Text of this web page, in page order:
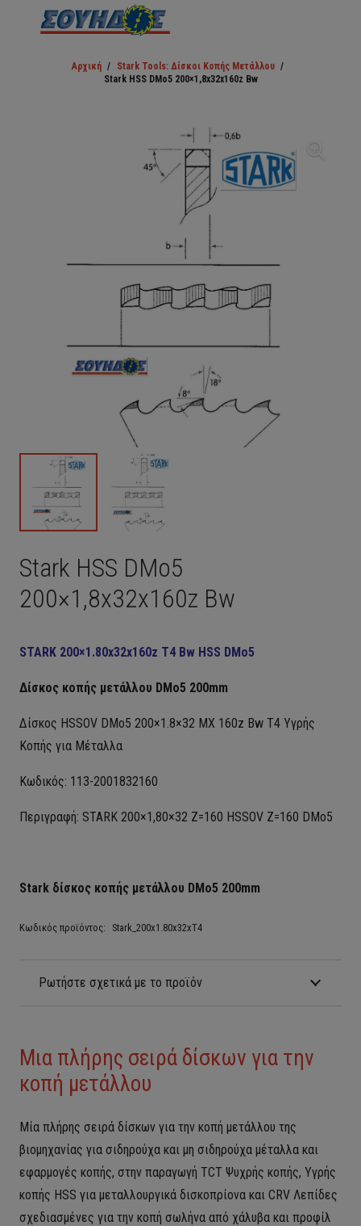
Αρχική / Stark Tools: Δίσκοι Κοπής Μετάλλου /
Stark HSS DMo5 200×1,8x32x160z Bw
Stark HSS DMo5
200×1,8x32x160z Bw
STARK 200×1.80x32x160z T4 Bw HSS DMo5
Δίσκος κοπής μετάλλου DMo5 200mm
Δίσκος HSSOV DMo5 200×1.8×32 MX 160z Bw T4 Yγρής
Kοπής για Μέταλλα
Κωδικός: 113-2001832160
Περιγραφή: STARK 200×1,80×32 Z=160 HSSOV Z=160 DMo5
Stark δίσκος κοπής μετάλλου DMo5 200mm
Κωδικός προϊόντος: Stark_200x1.80x32xT4
Ρωτήστε σχετικά με το προϊόν
Μια πλήρης σειρά δίσκων για την
κοπή μετάλλου
Μία πλήρης σειρά δίσκων για την κοπή μετάλλου της
βιομηχανίας για σιδηρούχα και μη σιδηρούχα μέταλλα και
εφαρμογές κοπής, στην παραγωγή TCT Ψυχρής κοπής, Υγρής
κοπής HSS για μεταλλουργικά δισκοπρίονα και CRV Λεπίδες
σχεδιασμένες για την κοπή σωλήνα από χάλυβα και προφίλ